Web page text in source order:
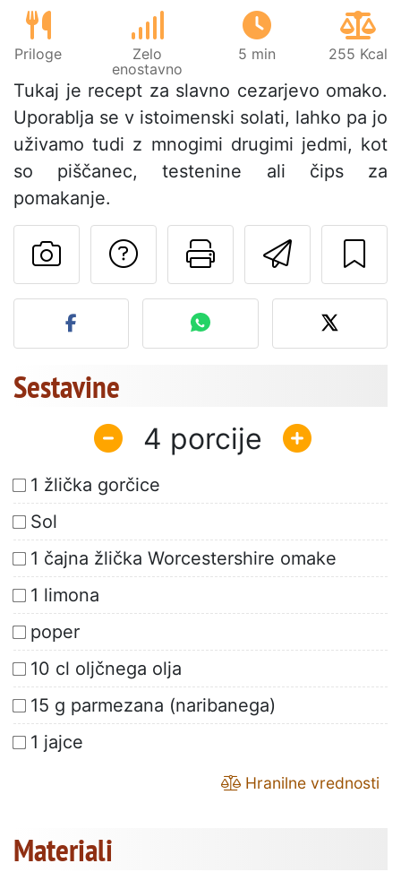
Priloge
Zelo
enostavno
5 min 255 Kcal
Tukaj je recept za slavno cezarjevo omako.
Uporablja se v istoimenski solati, lahko pa jo
uživamo tudi z mnogimi drugimi jedmi, kot
so piščanec, testenine ali čips za
pomakanje.
Pošlji
Natisni to
Postavite
Objavite svojo fotografijo
Sestavine
4
1 žlička gorčice
Sol
1 čajna žlička Worcestershire omake
1 limona
poper
10 cl oljčnega olja
15 g parmezana (naribanega)
1 jajce
Hranilne vrednosti
Materiali